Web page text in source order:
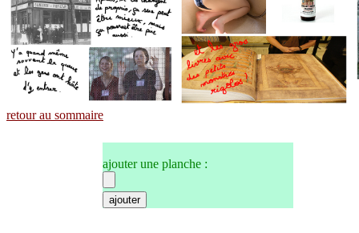
retour au sommaire
ajouter une planche :